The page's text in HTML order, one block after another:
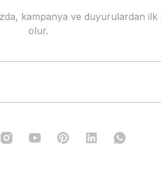
Gönder
kampanya ve duyurulardan ilk
olur.